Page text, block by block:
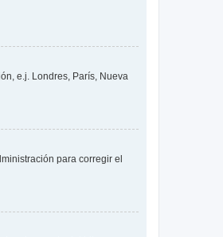
e.j. Londres, París, Nueva
para corregir el